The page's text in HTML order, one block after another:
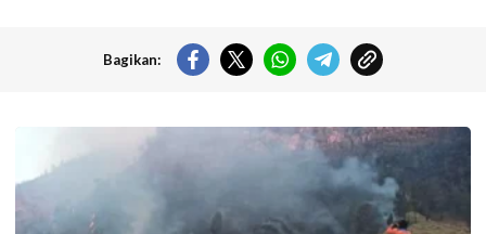
Bagikan:
Operasi pemadaman kebakaran di kawasan Taman Nasional Bromo
Tengger Semeru (TNBTS) terus digencarkan, Jumat (7/8/2026) hari ini.
(Foto: BPBD Kabupaten Malang).